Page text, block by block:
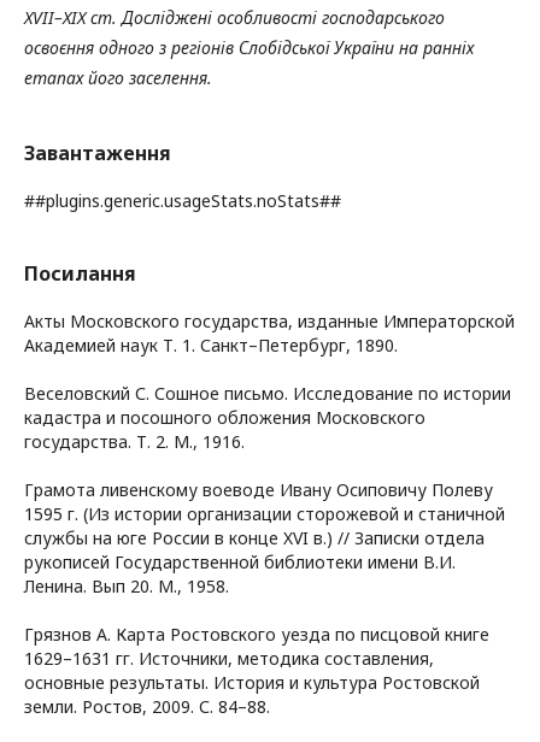
XVII–XIX ст. Досліджені особливості господарського
освоєння одного з регіонів Слобідської України на ранніх
етапах його заселення.
Завантаження
##plugins.generic.usageStats.noStats##
Посилання
Акты Московского государства, изданные Императорской
Академией наук Т. 1. Санкт–Петербург, 1890.
Веселовский С. Сошное письмо. Исследование по истории
кадастра и посошного обложения Московского
государства. Т. 2. М., 1916.
Грамота ливенскому воеводе Ивану Осиповичу Полеву
1595 г. (Из истории организации сторожевой и станичной
службы на юге России в конце XVI в.) // Записки отдела
рукописей Государственной библиотеки имени В.И.
Ленина. Вып 20. М., 1958.
Грязнов А. Карта Ростовского уезда по писцовой книге
1629–1631 гг. Источники, методика составления,
основные результаты. История и культура Ростовской
земли. Ростов, 2009. С. 84–88.